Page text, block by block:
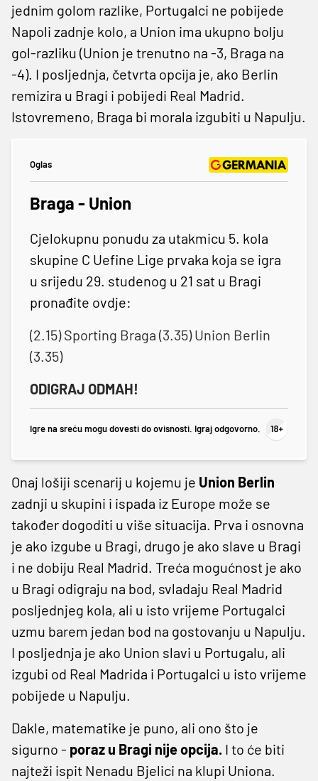
jednim golom razlike, Portugalci ne pobijede
Napoli zadnje kolo, a Union ima ukupno bolju
gol-razliku (Union je trenutno na -3, Braga na
-4). I posljednja, četvrta opcija je, ako Berlin
remizira u Bragi i pobijedi Real Madrid.
Istovremeno, Braga bi morala izgubiti u Napulju.
Oglas
Braga - Union
Cjelokupnu ponudu za utakmicu 5. kola
skupine C Uefine Lige prvaka koja se igra
u srijedu 29. studenog u 21 sat u Bragi
pronađite ovdje:
(2.15) Sporting Braga (3.35) Union Berlin
(3.35)
ODIGRAJ ODMAH!
Igre na sreću mogu dovesti do ovisnosti. Igraj odgovorno.
Onaj lošiji scenarij u kojemu je Union Berlin
zadnji u skupini i ispada iz Europe može se
također dogoditi u više situacija. Prva i osnovna
je ako izgube u Bragi, drugo je ako slave u Bragi
i ne dobiju Real Madrid. Treća mogućnost je ako
u Bragi odigraju na bod, svladaju Real Madrid
posljednjeg kola, ali u isto vrijeme Portugalci
uzmu barem jedan bod na gostovanju u Napulju.
I posljednja je ako Union slavi u Portugalu, ali
izgubi od Real Madrida i Portugalci u isto vrijeme
pobijede u Napulju.
Dakle, matematike je puno, ali ono što je
sigurno - poraz u Bragi nije opcija. I to će biti
najteži ispit Nenadu Bjelici na klupi Uniona.